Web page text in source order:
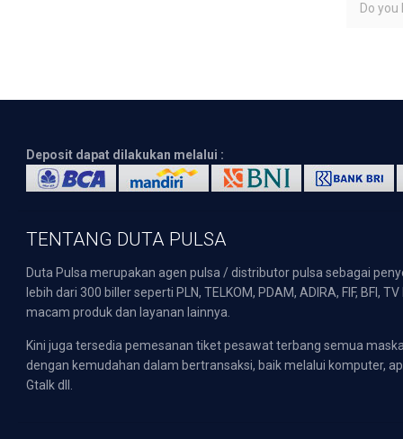
Do you
Deposit dapat dilakukan melalui :
TENTANG DUTA PULSA
Duta Pulsa merupakan agen pulsa / distributor pulsa sebagai
lebih dari 300 biller seperti PLN, TELKOM, PDAM, ADIRA, FIF,
macam produk dan layanan lainnya.
Kini juga tersedia pemesanan tiket pesawat terbang semua
dengan kemudahan dalam bertransaksi, baik melalui komputer,
Gtalk dll.